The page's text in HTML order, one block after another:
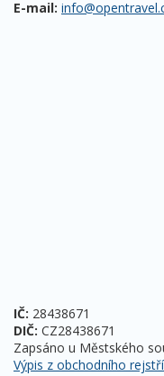
E-mail:
IČ: 28438671
DIČ: CZ28438671
Zapsáno u Městského
Výpis z obchodního